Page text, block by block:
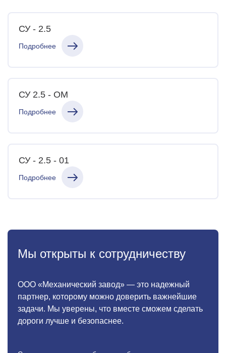
СУ - 2.5
Подробнее
СУ 2.5 - ОМ
Подробнее
СУ - 2.5 - 01
Подробнее
Мы открыты к сотрудничеству
ООО «Механический завод» — это надежный
партнер, которому можно доверить важнейшие
задачи. Мы уверены, что вместе сможем сделать
дороги лучше и безопаснее.